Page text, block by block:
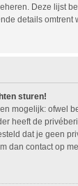
Deze lijst
details omtrent
sturen!
mogelijk: ofwel
heeft de
dat je geen
dan contact op